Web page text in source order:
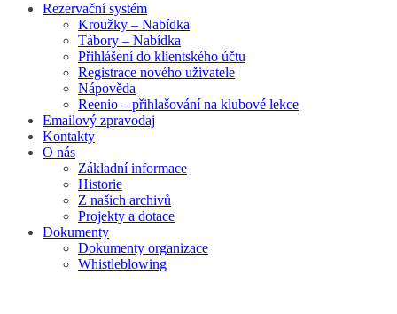
Rezervační systém
Kroužky – Nabídka
Tábory – Nabídka
Přihlášení do klientského účtu
Registrace nového uživatele
Nápověda
Reenio – přihlašování na klubové lekce
Emailový zpravodaj
Kontakty
O nás
Základní informace
Historie
Z našich archivů
Projekty a dotace
Dokumenty
Dokumenty organizace
Whistleblowing